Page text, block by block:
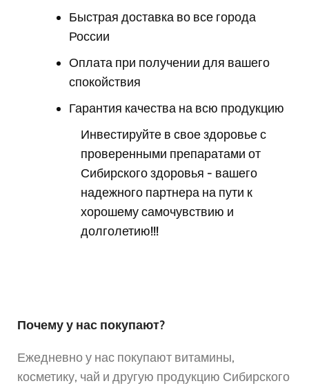
Быстрая доставка во все города
России
Оплата при получении для вашего
спокойствия
Гарантия качества на всю продукцию
Инвестируйте в свое здоровье с
проверенными препаратами от
Сибирского здоровья - вашего
надежного партнера на пути к
хорошему самочувствию и
долголетию!!!
Почему у нас покупают?
Ежедневно у нас покупают витамины,
косметику, чай и другую продукцию Сибирского